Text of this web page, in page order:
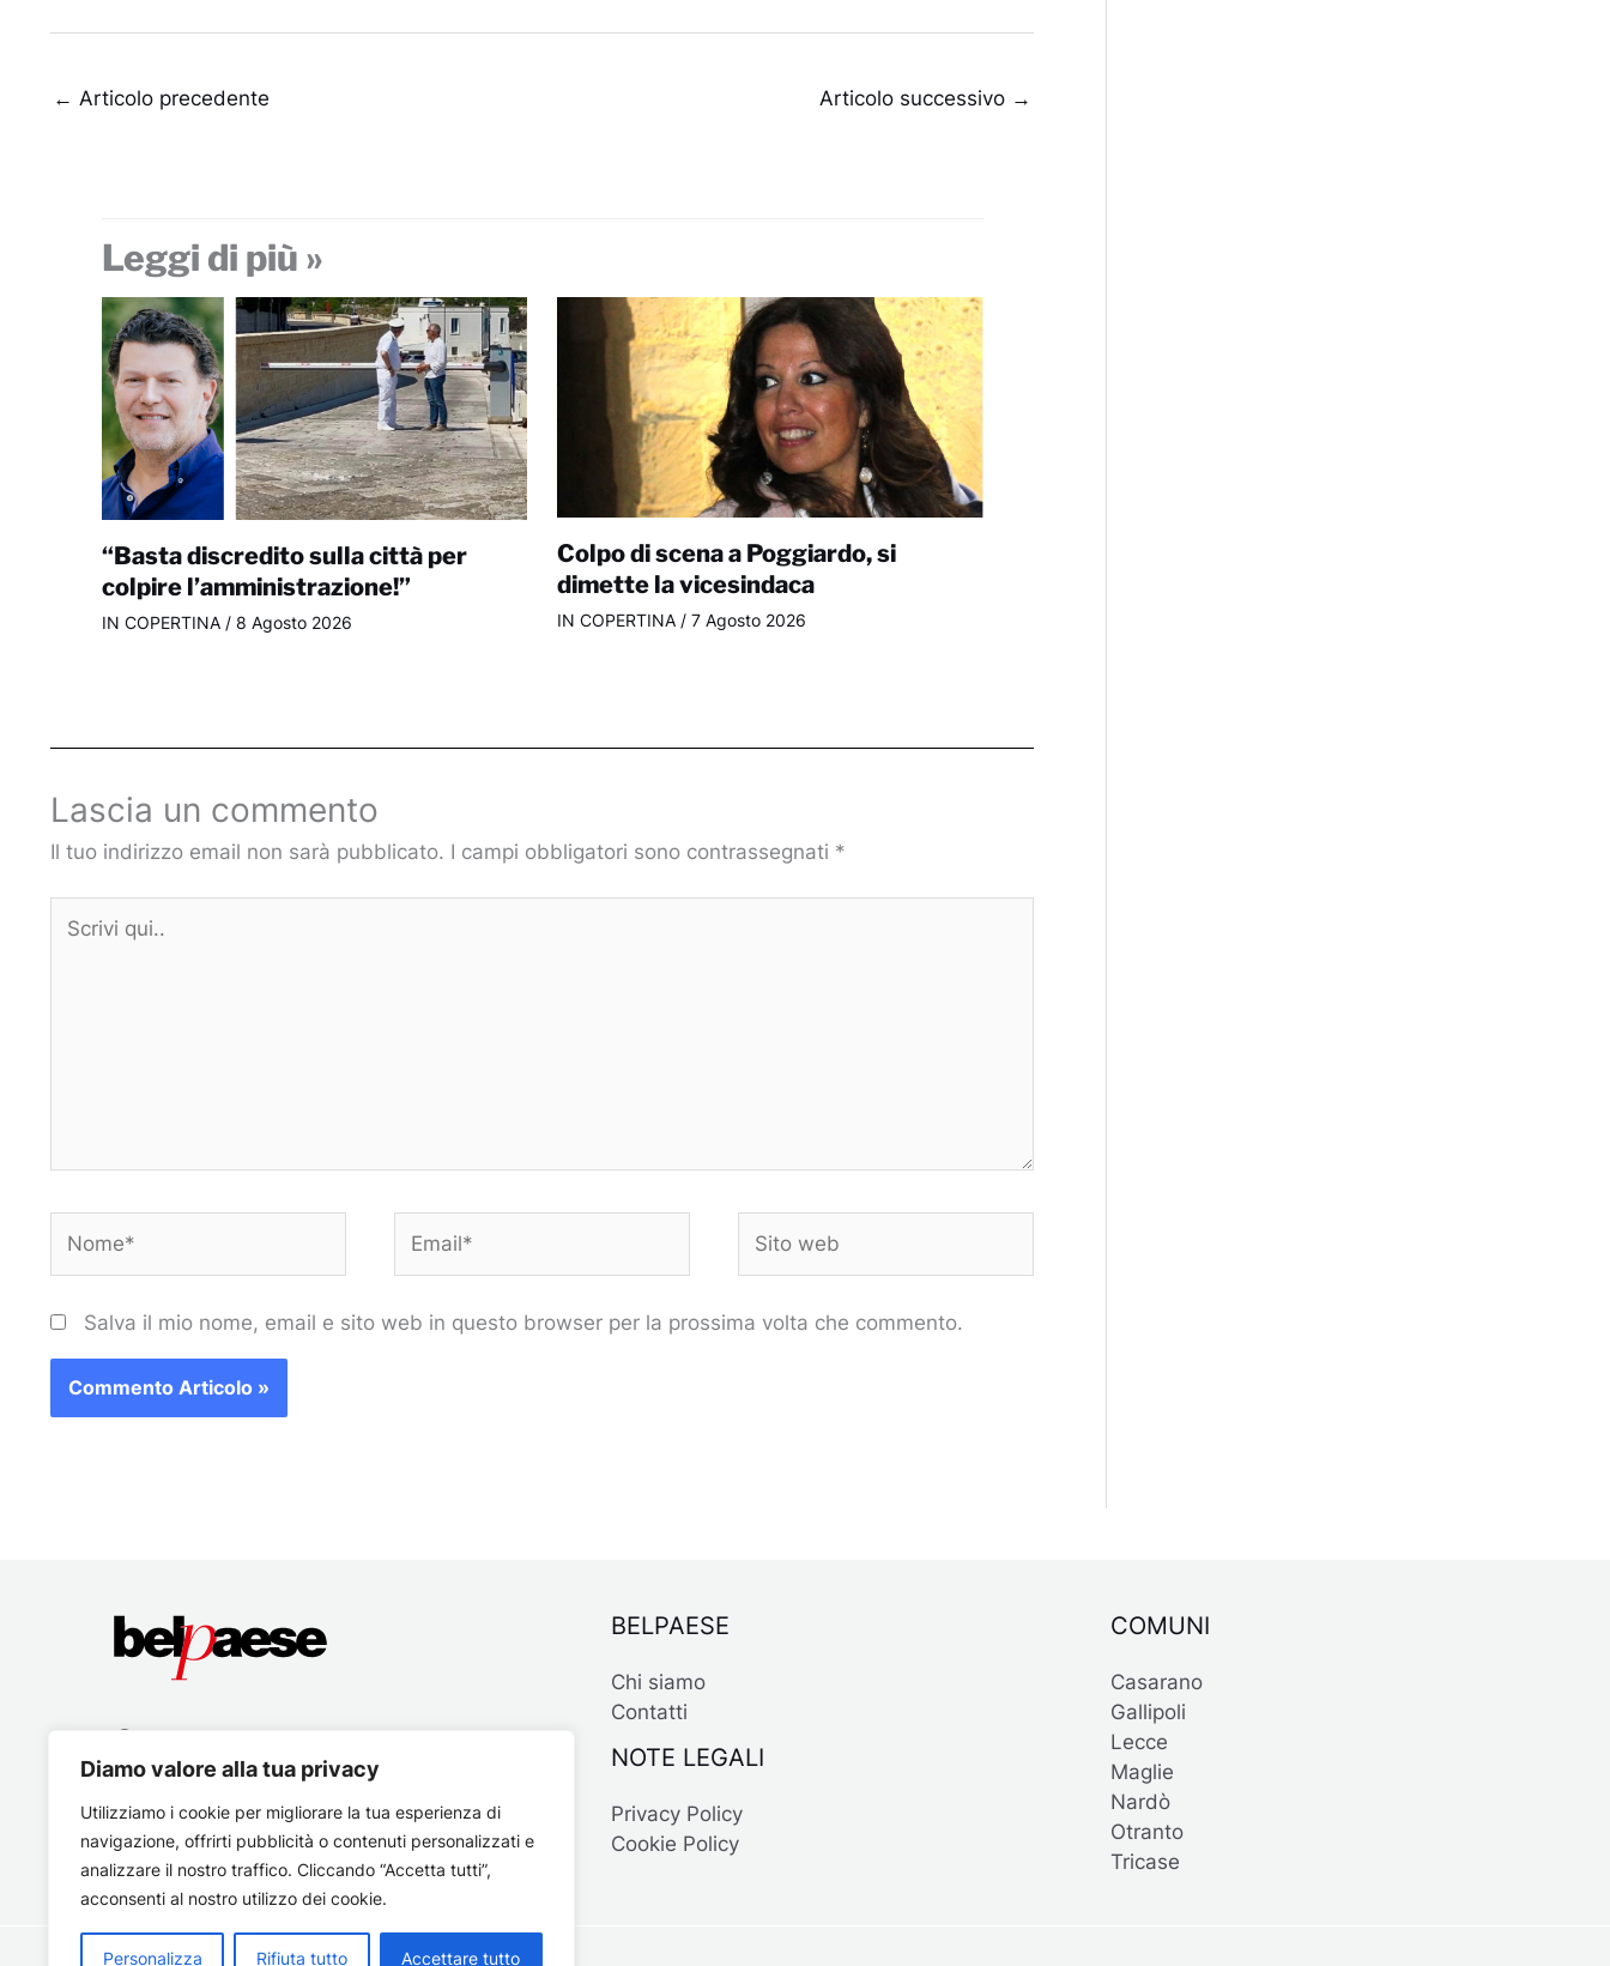
Diamo valore alla tua privacy
Utilizziamo i cookie per migliorare la tua esperienza di
navigazione, offrirti pubblicità o contenuti personalizzati e
analizzare il nostro traffico. Cliccando “Accetta tutti”,
acconsenti al nostro utilizzo dei cookie.
Personalizza Rifiuta tutto Accettare tutto
← Articolo precedente Articolo successivo →
Leggi di più »
“Basta discredito sulla città per
colpire l’amministrazione!”
IN COPERTINA/ 8 Agosto 2026
Colpo di scena a Poggiardo, si
dimette la vicesindaca
IN COPERTINA / 7 Agosto 2026
Lascia un commento
Il tuo indirizzo email non sarà pubblicato. I campi obbligatori sono contrassegnati *
qui..
web
Salva il mio nome, email e sito web in questo browser per la prossima volta che commento.
BELPAESE
Chi siamo
Contatti
NOTE LEGALI
Privacy Policy
Cookie Policy
COMUNI
Casarano
Gallipoli
Lecce
Maglie
Nardò
Otranto
Tricase